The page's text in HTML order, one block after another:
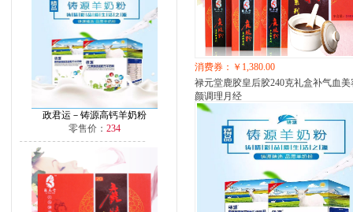
政君运－铸源高钙羊奶粉
零售价： 234
消费券：￥1,380.00
禄元堂鹿胶皇后胶240克礼盒补气血美
颜调理月经